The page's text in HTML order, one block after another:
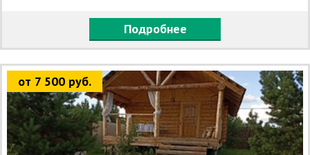
Подробнее
от 7 500 руб.